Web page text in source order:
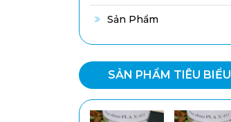
Sản Phẩm
SẢN PHẨM TIÊU BIỂU